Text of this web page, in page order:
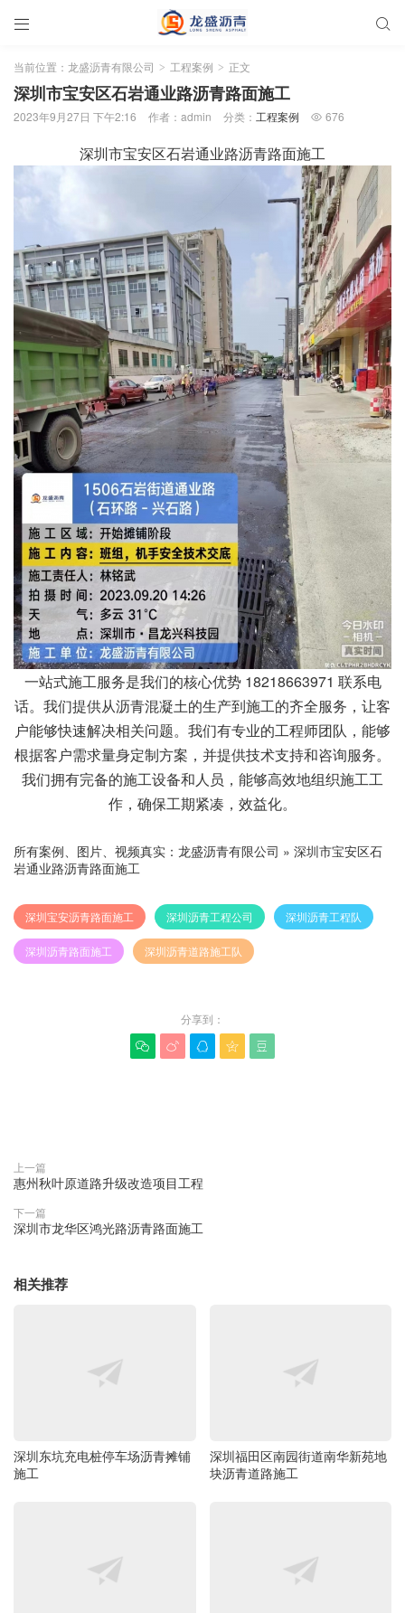
 
当前位置： 龙盛沥青有限公司 > 工程案例 > 正文
深圳市宝安区石岩通业路沥青路面施工
2023年9月27日 下午2:16 作者：admin 分类： 工程案例  676
深圳市宝安区石岩通业路沥青路面施工
一站式施工服务是我们的核心优势 18218663971 联系电
话。我们提供从沥青混凝土的生产到施工的齐全服务，让客
户能够快速解决相关问题。我们有专业的工程师团队，能够
根据客户需求量身定制方案，并提供技术支持和咨询服务。
我们拥有完备的施工设备和人员，能够高效地组织施工工
作，确保工期紧凑，效益化。
所有案例、图片、视频真实： 龙盛沥青有限公司 » 深圳市宝安区石
岩通业路沥青路面施工
深圳宝安沥青路面施工 深圳沥青工程公司 深圳沥青工程队
深圳沥青路面施工 深圳沥青道路施工队
分享到：
    
上一篇
惠州秋叶原道路升级改造项目工程
下一篇
深圳市龙华区鸿光路沥青路面施工
相关推荐
深圳东坑充电桩停车场沥青摊铺
施工
深圳福田区南园街道南华新苑地
块沥青道路施工